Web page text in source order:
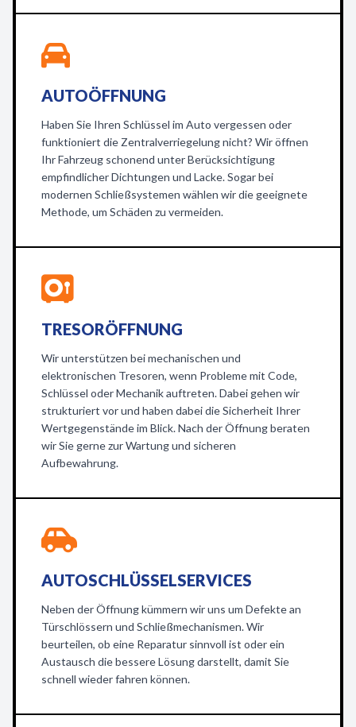
AUTOÖFFNUNG
Haben Sie Ihren Schlüssel im Auto vergessen oder
funktioniert die Zentralverriegelung nicht? Wir öffnen
Ihr Fahrzeug schonend unter Berücksichtigung
empfindlicher Dichtungen und Lacke. Sogar bei
modernen Schließsystemen wählen wir die geeignete
Methode, um Schäden zu vermeiden.
TRESORÖFFNUNG
Wir unterstützen bei mechanischen und
elektronischen Tresoren, wenn Probleme mit Code,
Schlüssel oder Mechanik auftreten. Dabei gehen wir
strukturiert vor und haben dabei die Sicherheit Ihrer
Wertgegenstände im Blick. Nach der Öffnung beraten
wir Sie gerne zur Wartung und sicheren
Aufbewahrung.
AUTOSCHLÜSSELSERVICES
Neben der Öffnung kümmern wir uns um Defekte an
Türschlössern und Schließmechanismen. Wir
beurteilen, ob eine Reparatur sinnvoll ist oder ein
Austausch die bessere Lösung darstellt, damit Sie
schnell wieder fahren können.